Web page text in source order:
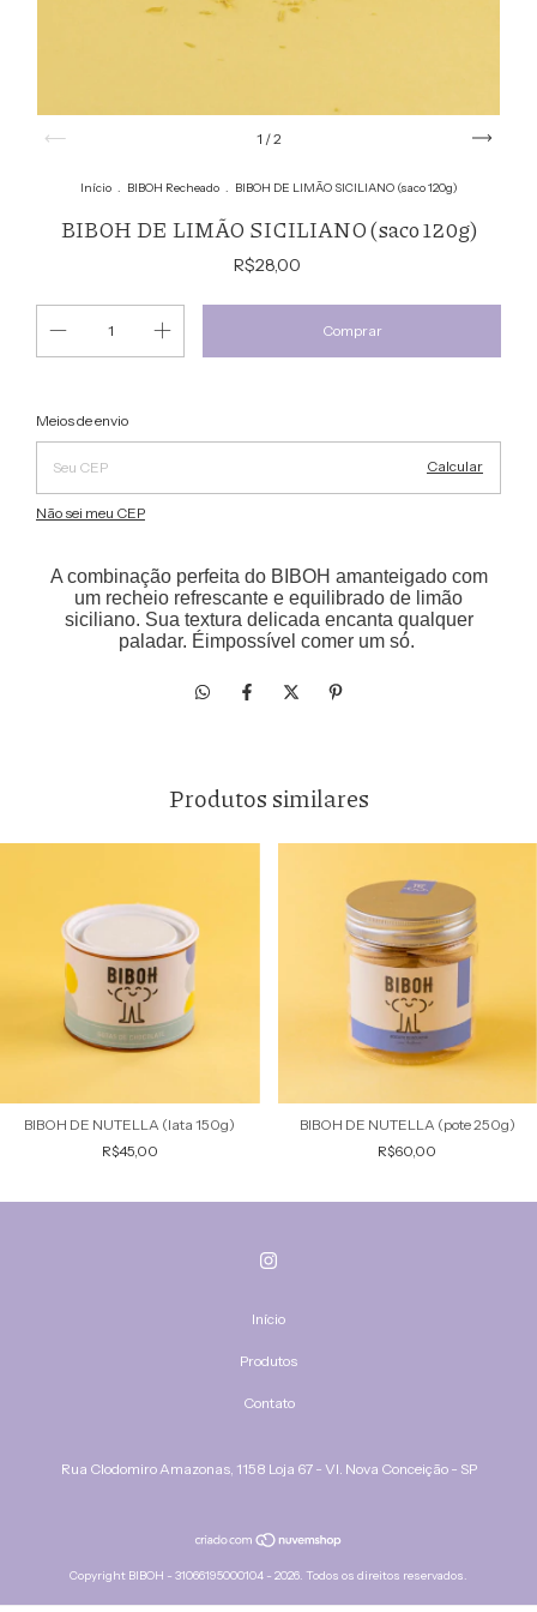
1 /2
Início . BIBOH Recheado . BIBOH DE LIMÃO SICILIANO (saco 120g)
BIBOH DE LIMÃO SICILIANO (saco 120g)
R$28,00
Entregas para o CEP:
Meios de envio
Calcular
Não sei meu CEP
A combinação perfeita do BIBOH amanteigado com
um recheio refrescante e equilibrado de limão
siciliano. Sua textura delicada encanta qualquer
paladar. Éimpossível comer um só́.
Produtos similares
BIBOH DE NUTELLA (lata 150g)
R$45,00
BIBOH DE NUTELLA (pote 250g)
R$60,00
Início
Produtos
Contato
Rua Clodomiro Amazonas, 1158 Loja 67 - Vl. Nova Conceição - SP
Copyright BIBOH - 31066195000104 - 2026. Todos os direitos reservados.